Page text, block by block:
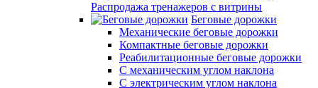
Распродажа тренажеров с витрины
Беговые дорожки
Механические беговые дорожки
Компактные беговые дорожки
Реабилитационные беговые дорожки
С механическим углом наклона
С электрическим углом наклона